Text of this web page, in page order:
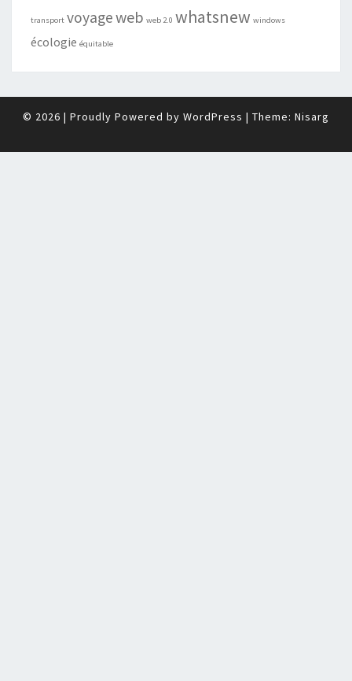
transport voyageweb web 2.0 whatsnew windows
écologie équitable
© 2026 | Proudly Powered by WordPress | Theme: Nisarg